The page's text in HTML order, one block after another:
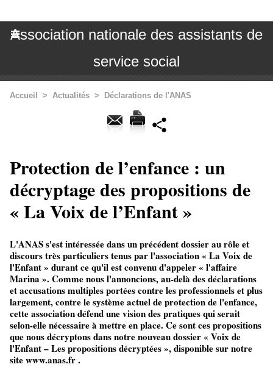
Association nationale des assistants de
service social
Accueil > Actualités > Déclarations de l'ANAS
Protection de l’enfance : un
décryptage des propositions de
« La Voix de l’Enfant »
L'ANAS s'est intéressée dans un précédent dossier au rôle et
discours très particuliers tenus par l'association « La Voix de
l'Enfant » durant ce qu'il est convenu d'appeler « l'affaire
Marina ». Comme nous l'annoncions, au-delà des déclarations
et accusations multiples portées contre les professionnels et plus
largement, contre le système actuel de protection de l'enfance,
cette association défend une vision des pratiques qui serait
selon-elle nécessaire à mettre en place. Ce sont ces propositions
que nous décryptons dans notre nouveau dossier « Voix de
l'Enfant – Les propositions décryptées », disponible sur notre
site www.anas.fr .